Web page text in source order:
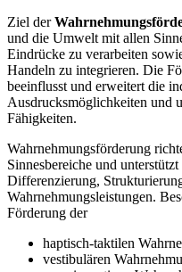
Ziel der
und die Umwelt mit allen
Eindrücke zu verarbeiten
Handeln zu integrieren. Die
beeinflusst und erweitert die
Ausdrucksmöglichkeiten und
Fähigkeiten.
Wahrnehmungsförderung
Sinnesbereiche und
Differenzierung,
Wahrnehmungsleistungen.
Förderung der
haptisch-taktilen
vestibulären